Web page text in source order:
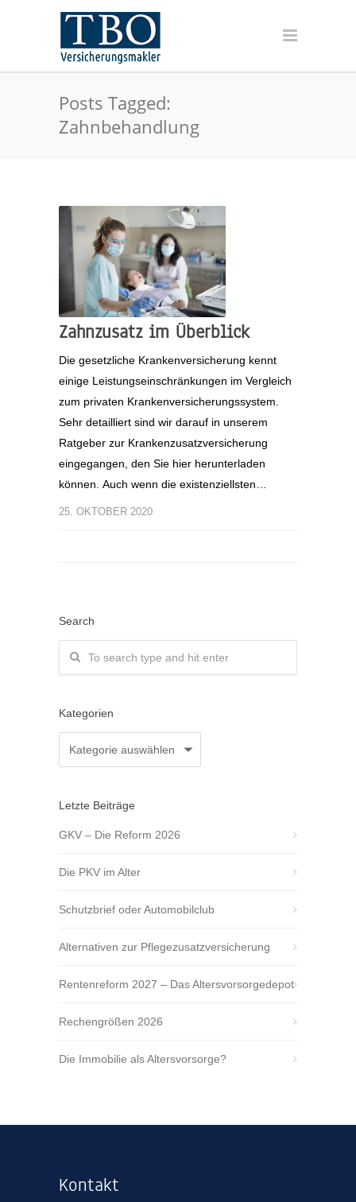
Posts Tagged:
Zahnbehandlung
Zahnzusatz im Überblick
Die gesetzliche Krankenversicherung kennt
einige Leistungseinschränkungen im Vergleich
zum privaten Krankenversicherungssystem.
Sehr detailliert sind wir darauf in unserem
Ratgeber zur Krankenzusatzversicherung
eingegangen, den Sie hier herunterladen
können. Auch wenn die existenziellsten…
25. OKTOBER 2020
Search
Kategorien
Letzte Beiträge
GKV – Die Reform 2026
Die PKV im Alter
Schutzbrief oder Automobilclub
Alternativen zur Pflegezusatzversicherung
Rentenreform 2027 – Das Altersvorsorgedepot
Rechengrößen 2026
Die Immobilie als Altersvorsorge?
Kontakt